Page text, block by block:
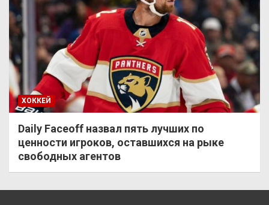
ХОККЕЙ
Daily Faceoff назвал пять лучших по
ценности игроков, оставшихся на рыке
свободных агентов